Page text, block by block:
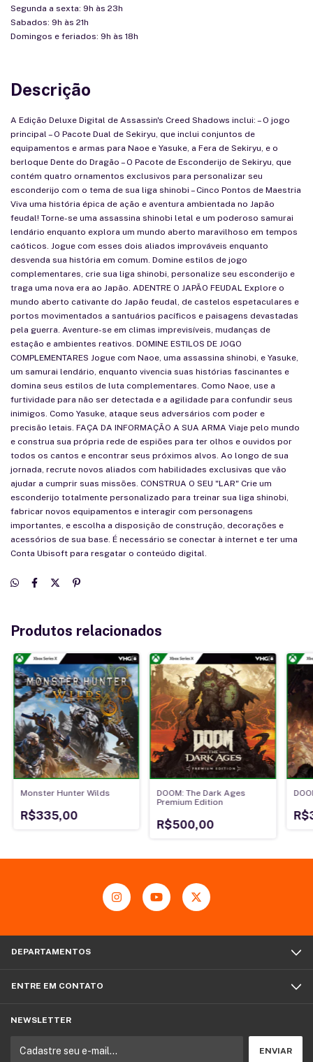
Segunda a sexta: 9h às 23h
Sabados: 9h às 21h
Domingos e feriados: 9h às 18h
Descrição
A Edição Deluxe Digital de Assassin's Creed Shadows inclui: – O jogo
principal – O Pacote Dual de Sekiryu, que inclui conjuntos de
equipamentos e armas para Naoe e Yasuke, a Fera de Sekiryu, e o
berloque Dente do Dragão – O Pacote de Esconderijo de Sekiryu, que
contém quatro ornamentos exclusivos para personalizar seu
esconderijo com o tema de sua liga shinobi – Cinco Pontos de Maestria
Viva uma história épica de ação e aventura ambientada no Japão
feudal! Torne-se uma assassina shinobi letal e um poderoso samurai
lendário enquanto explora um mundo aberto maravilhoso em tempos
caóticos. Jogue com esses dois aliados improváveis enquanto
desvenda sua história em comum. Domine estilos de jogo
complementares, crie sua liga shinobi, personalize seu esconderijo e
traga uma nova era ao Japão. ADENTRE O JAPÃO FEUDAL Explore o
mundo aberto cativante do Japão feudal, de castelos espetaculares e
portos movimentados a santuários pacíficos e paisagens devastadas
pela guerra. Aventure-se em climas imprevisíveis, mudanças de
estação e ambientes reativos. DOMINE ESTILOS DE JOGO
COMPLEMENTARES Jogue com Naoe, uma assassina shinobi, e Yasuke,
um samurai lendário, enquanto vivencia suas histórias fascinantes e
domina seus estilos de luta complementares. Como Naoe, use a
furtividade para não ser detectada e a agilidade para confundir seus
inimigos. Como Yasuke, ataque seus adversários com poder e
precisão letais. FAÇA DA INFORMAÇÃO A SUA ARMA Viaje pelo mundo
e construa sua própria rede de espiões para ter olhos e ouvidos por
todos os cantos e encontrar seus próximos alvos. Ao longo de sua
jornada, recrute novos aliados com habilidades exclusivas que vão
ajudar a cumprir suas missões. CONSTRUA O SEU "LAR" Crie um
esconderijo totalmente personalizado para treinar sua liga shinobi,
fabricar novos equipamentos e interagir com personagens
importantes, e escolha a disposição de construção, decorações e
acessórios de sua base. É necessário se conectar à internet e ter uma
Conta Ubisoft para resgatar o conteúdo digital.
Produtos relacionados
Monster Hunter Wilds
R$335,00
DOOM: The Dark Ages
Premium Edition
R$500,00
DEPARTAMENTOS
ENTRE EM CONTATO
NEWSLETTER